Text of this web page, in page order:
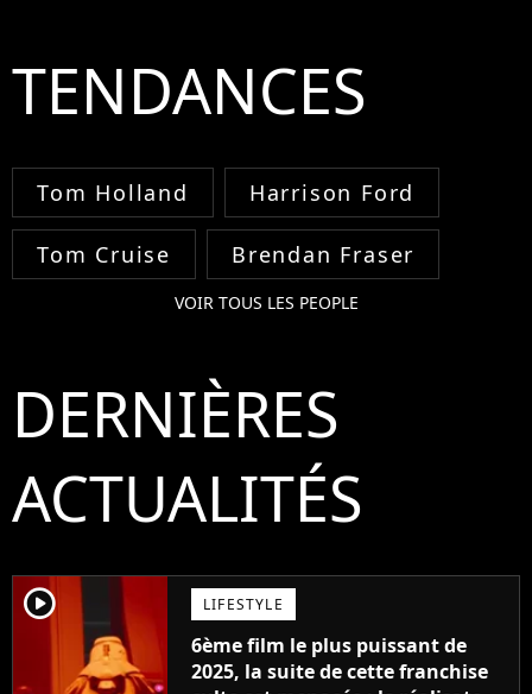
TENDANCES
Tom Holland Harrison Ford
Tom Cruise Brendan Fraser
VOIR TOUS LES PEOPLE
DERNIÈRES
ACTUALITÉS
player2 LIFESTYLE
6ème film le plus puissant de
2025, la suite de cette franchise